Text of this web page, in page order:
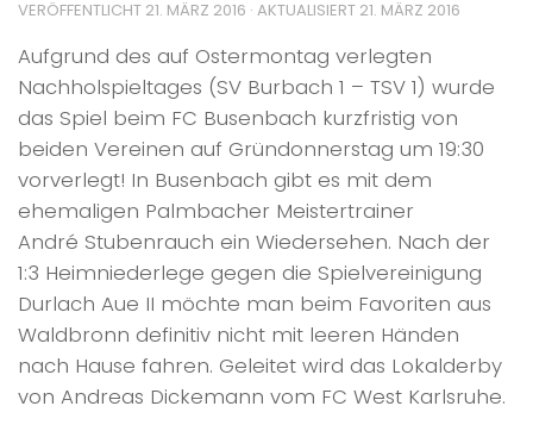
VERÖFFENTLICHT 21. MÄRZ 2016 · AKTUALISIERT 21. MÄRZ 2016
Aufgrund des auf Ostermontag verlegten
Nachholspieltages (SV Burbach 1 – TSV 1) wurde
das Spiel beim FC Busenbach kurzfristig von
beiden Vereinen auf Gründonnerstag um 19:30
vorverlegt! In Busenbach gibt es mit dem
ehemaligen Palmbacher Meistertrainer
André Stubenrauch ein Wiedersehen. Nach der
1:3 Heimniederlege gegen die Spielvereinigung
Durlach Aue II möchte man beim Favoriten aus
Waldbronn definitiv nicht mit leeren Händen
nach Hause fahren. Geleitet wird das Lokalderby
von Andreas Dickemann vom FC West Karlsruhe.